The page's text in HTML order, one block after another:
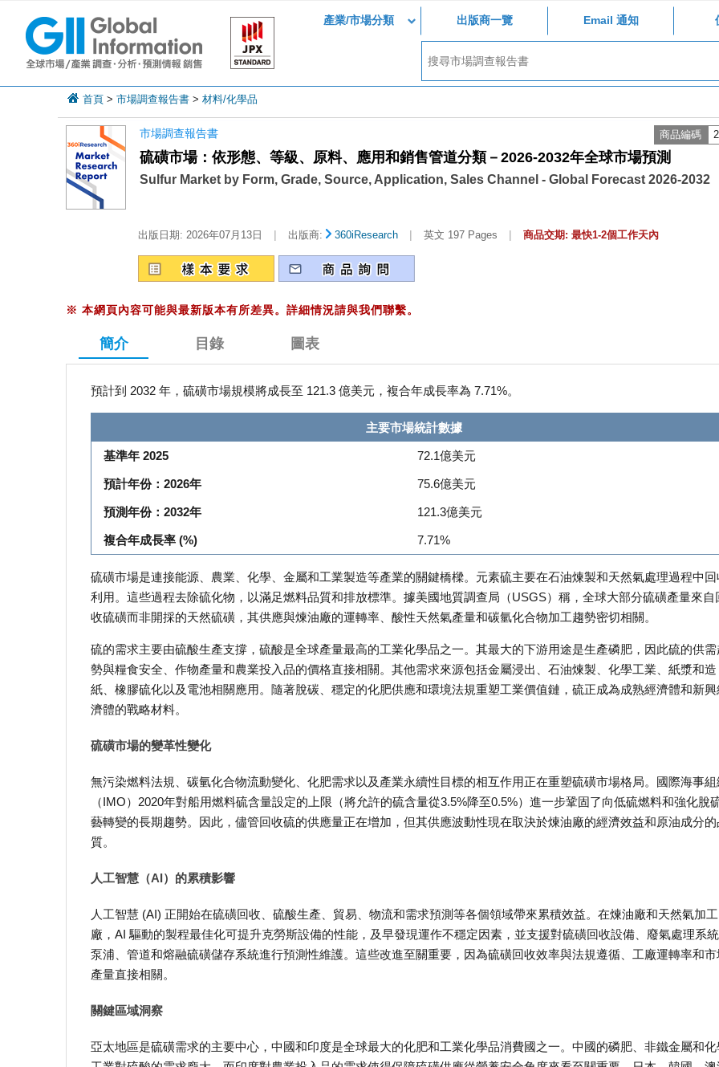
產業/市場分類 出版商一覽 Email 通知
首頁 > 市場調查報告書 > 材料/化學品
市場調查報告書 商品編碼
硫磺市場：依形態、等級、原料、應用和銷售管道分類－2026-2032年全球市場預測
Sulfur Market by Form, Grade, Source, Application, Sales Channel - Global Forecast 2026-2032
出版日期: 2026年07月13日 | 出版商: 360iResearch | 英文 197 Pages | 商品交期: 最快1-2個工作天內
※ 本網頁內容可能與最新版本有所差異。詳細情況請與我們聯繫。
簡介 目錄 圖表
預計到 2032 年，硫磺市場規模將成長至 121.3 億美元，複合年成長率為 7.71%。
主要市場統計數據
基準年 2025 72.1億美元
預計年份：2026年 75.6億美元
預測年份：2032年 121.3億美元
複合年成長率 (%) 7.71%
硫磺市場是連接能源、農業、化學、金屬和工業製造等產業的關鍵橋樑。元素硫主要在石油煉製和天然氣處理過程中回
利用。這些過程去除硫化物，以滿足燃料品質和排放標準。據美國地質調查局（USGS）稱，全球大部分硫磺產量來自
收硫磺而非開採的天然硫磺，其供應與煉油廠的運轉率、酸性天然氣產量和碳氫化合物加工趨勢密切相關。
硫的需求主要由硫酸生產支撐，硫酸是全球產量最高的工業化學品之一。其最大的下游用途是生產磷肥，因此硫的供需
勢與糧食安全、作物產量和農業投入品的價格直接相關。其他需求來源包括金屬浸出、石油煉製、化學工業、紙漿和造
紙、橡膠硫化以及電池相關應用。隨著脫碳、穩定的化肥供應和環境法規重塑工業價值鏈，硫正成為成熟經濟體和新興
濟體的戰略材料。
硫磺市場的變革性變化
無污染燃料法規、碳氫化合物流動變化、化肥需求以及產業永續性目標的相互作用正在重塑硫磺市場格局。國際海事組
（IMO）2020年對船用燃料硫含量設定的上限（將允許的硫含量從3.5%降至0.5%）進一步鞏固了向低硫燃料和強化脫
藝轉變的長期趨勢。因此，儘管回收硫的供應量正在增加，但其供應波動性現在取決於煉油廠的經濟效益和原油成分的
質。
人工智慧（AI）的累積影響
人工智慧 (AI) 正開始在硫磺回收、硫酸生產、貿易、物流和需求預測等各個領域帶來累積效益。在煉油廠和天然氣加工
廠，AI 驅動的製程最佳化可提升克勞斯設備的性能，及早發現運作不穩定因素，並支援對硫磺回收設備、廢氣處理系統
泵浦、管道和熔融硫磺儲存系統進行預測性維護。這些改進至關重要，因為硫磺回收效率與法規遵循、工廠運轉率和市
產量直接相關。
關鍵區域洞察
亞太地區是硫磺需求的主要中心，中國和印度是全球最大的化肥和工業化學品消費國之一。中國的磷肥、非鐵金屬和化